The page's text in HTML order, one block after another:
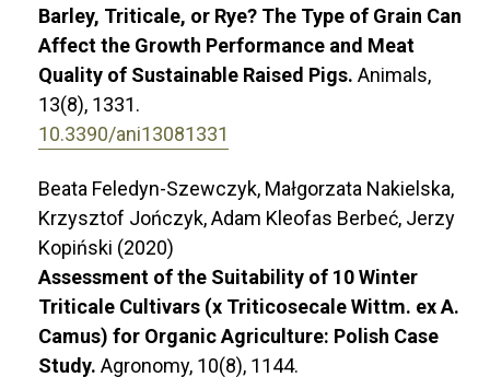
Barley, Triticale, or Rye? The Type of Grain Can
Affect the Growth Performance and Meat
Quality of Sustainable Raised Pigs. Animals,
13(8), 1331.
10.3390/ani13081331
Beata Feledyn-Szewczyk, Małgorzata Nakielska,
Krzysztof Jończyk, Adam Kleofas Berbeć, Jerzy
Kopiński (2020)
Assessment of the Suitability of 10 Winter
Triticale Cultivars (x Triticosecale Wittm. ex A.
Camus) for Organic Agriculture: Polish Case
Study. Agronomy, 10(8), 1144.